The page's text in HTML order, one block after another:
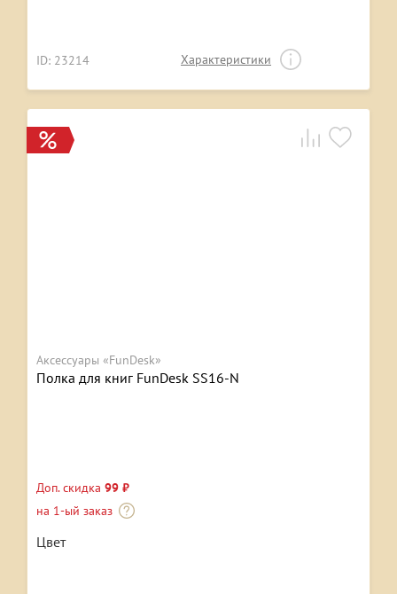
ID: 23214 Характеристики
Аксессуары «FunDesk»
Полка для книг FunDesk SS16-N
Доп. скидка 99 ₽
на 1-ый заказ
Цвет